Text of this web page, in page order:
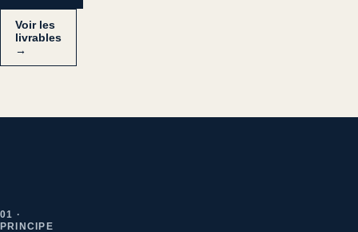
Voir les
livrables
→
01 ·
PRINCIPE